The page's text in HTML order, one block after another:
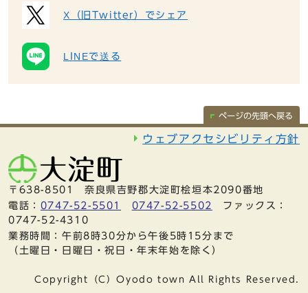
X（旧Twitter）でシェア
LINEで送る
ページの先頭へ戻る
ウェブアクセシビリティ方針
〒638-8501 奈良県吉野郡大淀町桧垣本2090番地
電話： 0747-52-5501 0747-52-5502
ファックス：
0747-52-4310
業務時間：午前8時30分から午後5時15分まで
（土曜日・日曜日・祝日・年末年始を除く）
Copyright（C）Oyodo town All Rights Reserved.